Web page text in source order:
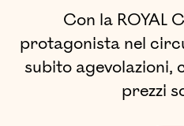
Con la ROYAL
protagonista nel
subito agevolazioni,
prezzi